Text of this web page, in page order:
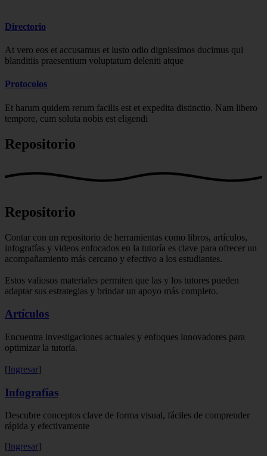
Directorio
At vero eos et accusamus et iusto odio dignissimos ducimus qui
blanditiis praesentium voluptatum deleniti atque
Protocolos
Et harum quidem rerum facilis est et expedita distinctio. Nam libero
tempore, cum soluta nobis est eligendi
Repositorio
Repositorio
Contar con un repositorio de herramientas como libros, artículos,
infografías y videos enfocados en la tutoría es clave para ofrecer un
acompañamiento más cercano y efectivo a los estudiantes.
Estos valiosos materiales permiten que las y los tutores pueden
adaptar sus estrategias y brindar un apoyo más completo.
Artículos
Encuentra investigaciones actuales y enfoques innovadores para
optimizar la tutoría.
[Ingresar]
Infografías
Descubre conceptos clave de forma visual, fáciles de comprender
rápida y efectivamente
[Ingresar]